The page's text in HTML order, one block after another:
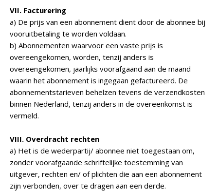
VII. Facturering
a) De prijs van een abonnement dient door de abonnee bij
vooruitbetaling te worden voldaan.
b) Abonnementen waarvoor een vaste prijs is
overeengekomen, worden, tenzij anders is
overeengekomen, jaarlijks voorafgaand aan de maand
waarin het abonnement is ingegaan gefactureerd. De
abonnementstarieven behelzen tevens de verzendkosten
binnen Nederland, tenzij anders in de overeenkomst is
vermeld.
VIII. Overdracht rechten
a) Het is de wederpartij/ abonnee niet toegestaan om,
zonder voorafgaande schriftelijke toestemming van
uitgever, rechten en/ of plichten die aan een abonnement
zijn verbonden, over te dragen aan een derde.